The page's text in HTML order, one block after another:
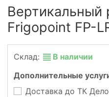
Вертикальный
Frigopoint FP-
Склад:
В наличии
Дополнительные
Доставка до ТК